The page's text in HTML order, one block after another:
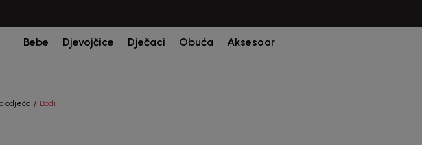
Bebe Djevojčice Dječaci Obuća Aksesoar
odjeća Bodi